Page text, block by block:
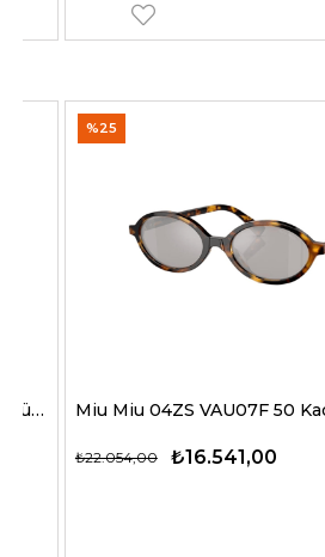
Tommy Hilfiger 2100/S JBW3X 53 Kadın Güneş Gözlükleri
₺16.541,00
₺22.054,00
%25